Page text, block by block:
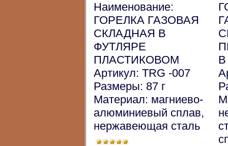
Наименование:
ГОРЕЛКА ГАЗОВАЯ
СКЛАДНАЯ В
ФУТЛЯРЕ
ПЛАСТИКОВОМ
Артикул: TRG -007
Размеры: 87 г
Материал: магниево-
алюминиевый сплав,
нержавеющая сталь